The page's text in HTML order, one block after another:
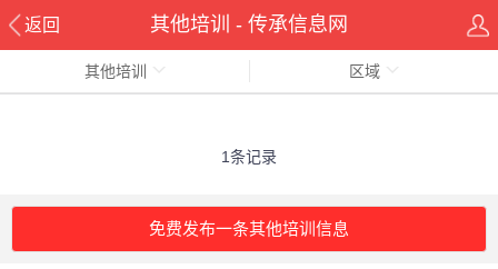
返回 其他培训 - 传承信息网
其他培训 区域
1条记录
免费发布一条其他培训信息